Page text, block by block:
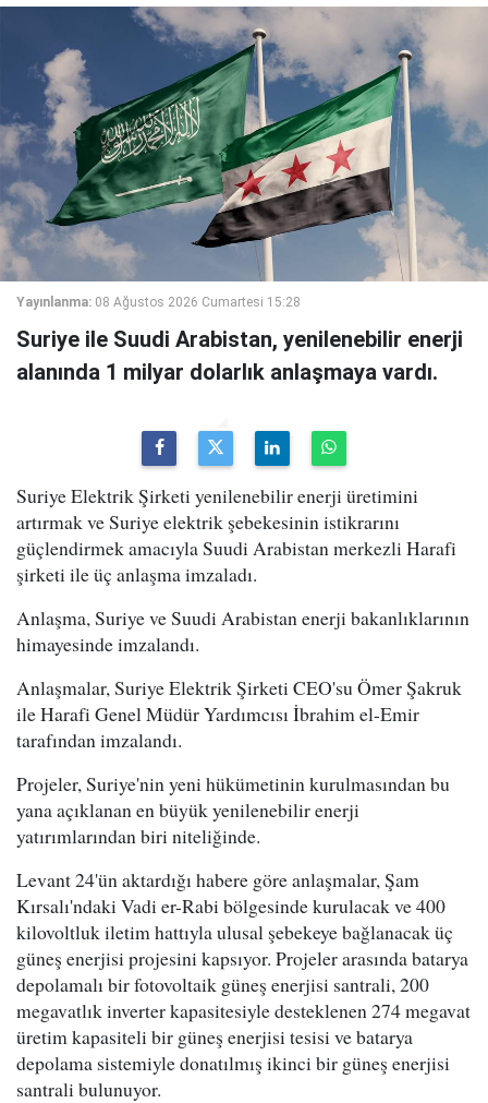
Yayınlanma: 08 Ağustos 2026 Cumartesi 15:28
Suriye ile Suudi Arabistan, yenilenebilir enerji
alanında 1 milyar dolarlık anlaşmaya vardı.
Suriye Elektrik Şirketi yenilenebilir enerji üretimini
artırmak ve Suriye elektrik şebekesinin istikrarını
güçlendirmek amacıyla Suudi Arabistan merkezli Harafi
şirketi ile üç anlaşma imzaladı.
Anlaşma, Suriye ve Suudi Arabistan enerji bakanlıklarının
himayesinde imzalandı.
Anlaşmalar, Suriye Elektrik Şirketi CEO'su Ömer Şakruk
ile Harafi Genel Müdür Yardımcısı İbrahim el-Emir
tarafından imzalandı.
Projeler, Suriye'nin yeni hükümetinin kurulmasından bu
yana açıklanan en büyük yenilenebilir enerji
yatırımlarından biri niteliğinde.
Levant 24'ün aktardığı habere göre anlaşmalar, Şam
Kırsalı'ndaki Vadi er-Rabi bölgesinde kurulacak ve 400
kilovoltluk iletim hattıyla ulusal şebekeye bağlanacak üç
güneş enerjisi projesini kapsıyor. Projeler arasında batarya
depolamalı bir fotovoltaik güneş enerjisi santrali, 200
megavatlık inverter kapasitesiyle desteklenen 274 megavat
üretim kapasiteli bir güneş enerjisi tesisi ve batarya
depolama sistemiyle donatılmış ikinci bir güneş enerjisi
santrali bulunuyor.